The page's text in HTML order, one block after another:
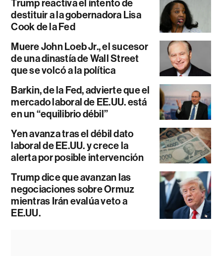
Trump reactiva el intento de
destituir a la gobernadora Lisa
Cook de la Fed
Muere John Loeb Jr., el sucesor
de una dinastía de Wall Street
que se volcó a la política
Barkin, de la Fed, advierte que el
mercado laboral de EE.UU. está
en un “equilibrio débil”
Yen avanza tras el débil dato
laboral de EE.UU. y crece la
alerta por posible intervención
Trump dice que avanzan las
negociaciones sobre Ormuz
mientras Irán evalúa veto a
EE.UU.